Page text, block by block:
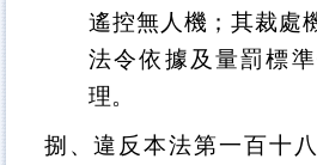
遙控無人機；其裁處
法令依據及量罰標
理。
捌、違反本法第一百十